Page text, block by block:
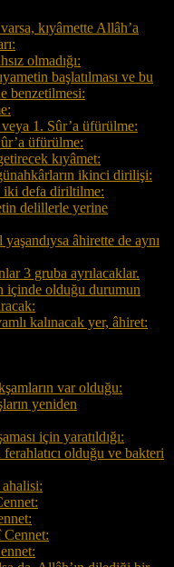
kıyâmette Allâh’a
olmadığı:
başlatılması ve bu
benzetilmesi:
1. Sûr’a üfürülme:
üfürülme:
kıyâmet:
ikinci dirilişi:
defa diriltilme:
delillerle yerine
âhirette de aynı
3 gruba ayrılacaklar.
içinde olduğu durumun
kalınacak yer, âhiret:
var olduğu:
yeniden
için yaratıldığı:
olduğu ve bakteri
ahalisi:
Cennet: